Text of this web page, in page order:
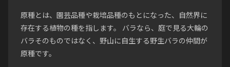
原種とは、園芸品種や栽培品種のもとになった、自然界に
存在する植物の種を指します。 バラなら、庭で見る大輪の
バラそのものではなく、野山に自生する野生バラの仲間が
原種です。